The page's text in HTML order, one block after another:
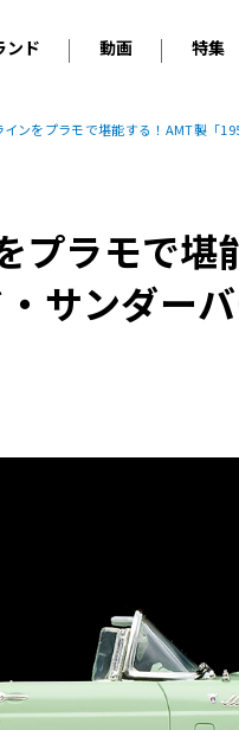
ンド
アウディ
プジョー
ランボルギーニ
レクサス
ホンダ
動画
オリジナル動画
特集
2026
ホイ
タイヤ
インをプラモで堪能する！AMT製「
プラモで堪
サンダー